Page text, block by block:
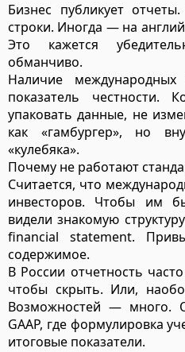
Бизнес публикует
строки. Иногда — на
Это кажется
обманчиво.
Наличие
показатель честности.
упаковать данные, не
как «гамбургер», но
«кулебяка».
Почему не работают
Считается, что
инвесторов. Чтобы им
видели знакомую
financial statement.
содержимое.
В России отчетность
чтобы скрыть. Или,
Возможностей —
GAAP, где формулировка
итоговые показатели.